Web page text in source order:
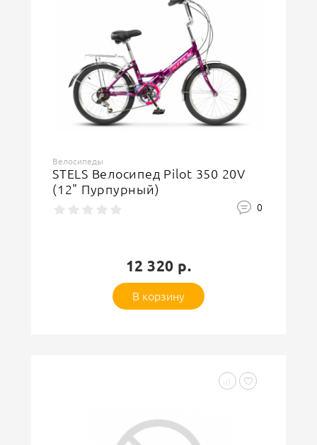
Велосипеды
STELS Велосипед Pilot 350 20V
(12" Пурпурный)
0
12 320 р.
В корзину